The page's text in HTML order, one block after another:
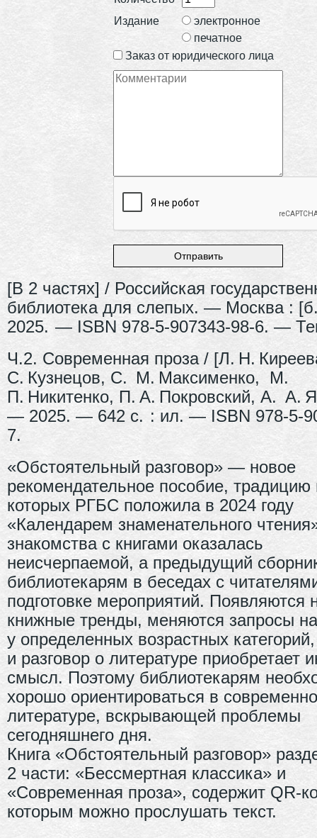
Издание
электронное
печатное
Заказ от юридического лица
[В 2 частях] / Российская
библиотека для слепых. — Москва :
2025. — ISBN 978-5-907343-98-6. —
Ч.2. Современная проза / [Л. Н.
С. Кузнецов, С. М. Максименко, М.
П. Никитенко, П. А. Покровский, А. А.
— 2025. — 642 с. : ил. — ISBN 978-5-
7.
«Обстоятельный разговор» — новое
рекомендательное пособие, традицию
которых РГБС положила в 2024 году
«Календарем знаменательного
знакомства с книгами оказалась
неисчерпаемой, а предыдущий
библиотекарям в беседах с
подготовке мероприятий. Появляются
книжные тренды, меняются запросы
у определенных возрастных категорий,
и разговор о литературе приобретает
смысл. Поэтому библиотекарям
хорошо ориентироваться в
литературе, вскрывающей проблемы
сегодняшнего дня.
Книга «Обстоятельный разговор»
2 части: «Бессмертная классика» и
«Современная проза», содержит QR-
которым можно прослушать текст.